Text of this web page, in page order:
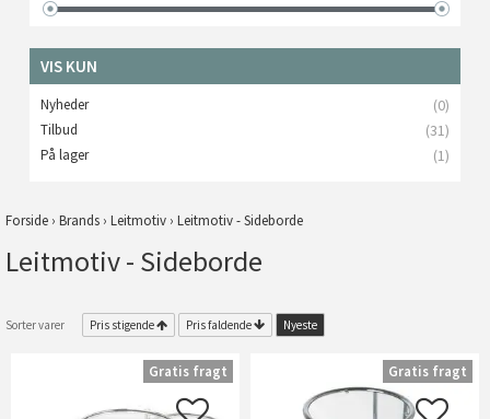
VIS KUN
Nyheder (0)
Tilbud (31)
På lager (1)
Forside › Brands › Leitmotiv › Leitmotiv - Sideborde
Leitmotiv - Sideborde
Sorter varer Pris stigende Pris faldende Nyeste
Gratis fragt Gratis fragt